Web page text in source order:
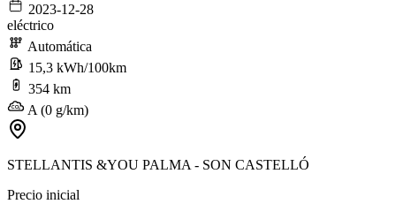
2023-12-28
eléctrico
Automática
15,3 kWh/100km
354 km
A (0 g/km)
STELLANTIS &YOU PALMA - SON CASTELLÓ
Precio inicial